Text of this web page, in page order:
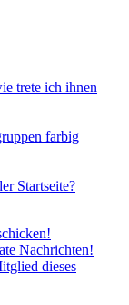
trete ich ihnen
farbig
Startseite?
Nachrichten!
dieses